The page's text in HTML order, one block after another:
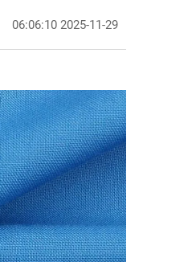
2025-11-29 06:06:10